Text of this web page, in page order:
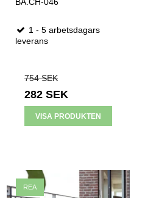
BA.CH-046
1 - 5 arbetsdagars
leverans
754 SEK
282 SEK
VISA PRODUKTEN
REA